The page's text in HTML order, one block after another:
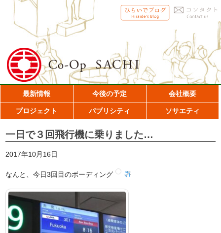
最新情報 今後の予定 会社概要
プロジェクト パブリシティ ソサエティ
一日で３回飛行機に乗りました…
2017年10月16日
なんと、今日3回目のボーディング